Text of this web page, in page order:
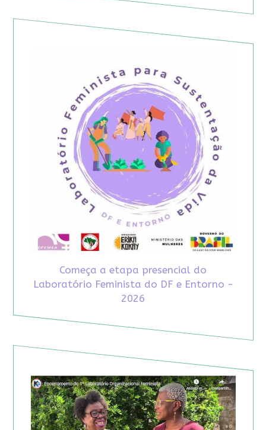
Começa a etapa presencial do
Laboratório Feminista do DF e Entorno -
2026